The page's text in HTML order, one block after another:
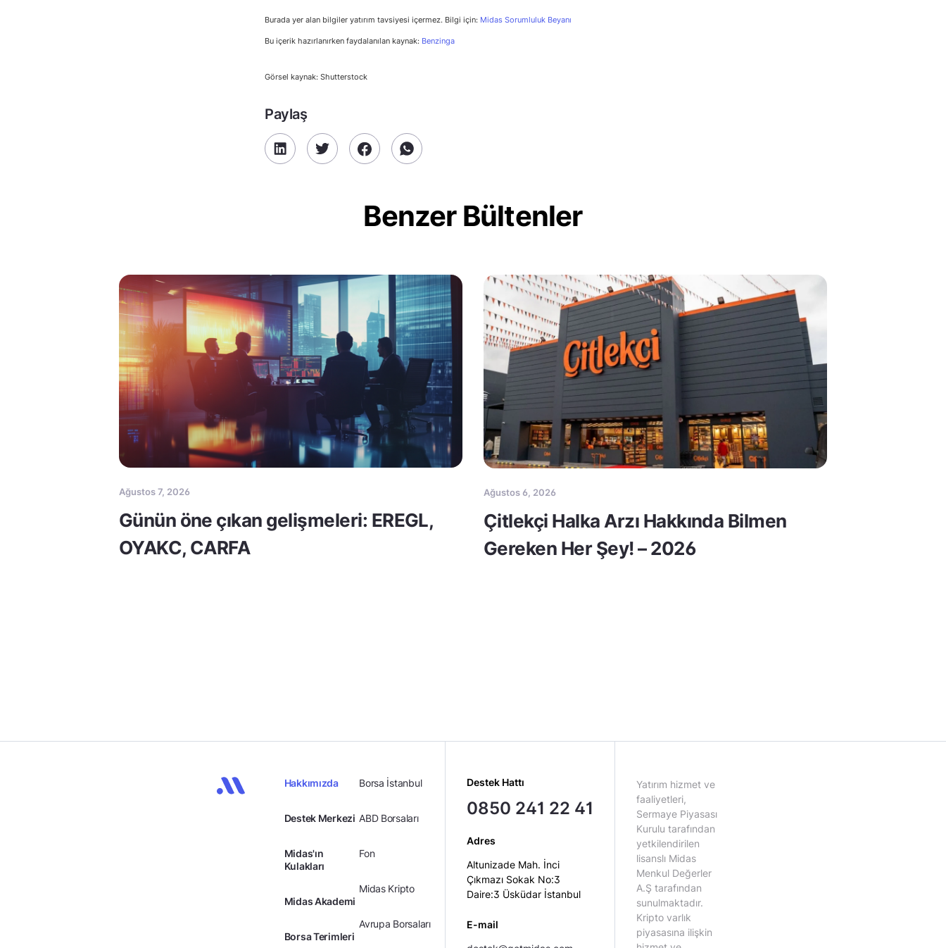
Burada yer alan bilgiler yatırım tavsiyesi içermez. Bilgi için: Midas Sorumluluk Beyanı
Bu içerik hazırlanırken faydalanılan kaynak: Benzinga
Görsel kaynak: Shutterstock
Paylaş
Benzer Bültenler
Ağustos 7, 2026
Günün öne çıkan gelişmeleri: EREGL,
OYAKC, CARFA
Ağustos 6, 2026
Çitlekçi Halka Arzı Hakkında Bilmen
Gereken Her Şey! – 2026
Hakkımızda
Destek Merkezi
Midas'ın
Kulakları
Midas Akademi
Borsa Terimleri
Borsa İstanbul
ABD Borsaları
Fon
Midas Kripto
Avrupa Borsaları
Destek Hattı
0850 241 22 41
Adres
Altunizade Mah. İnci
Çıkmazı Sokak No:3
Daire:3 Üsküdar İstanbul
E-mail
Yatırım hizmet ve
faaliyetleri,
Sermaye Piyasası
Kurulu tarafından
yetkilendirilen
lisanslı Midas
Menkul Değerler
A.Ş tarafından
sunulmaktadır.
Kripto varlık
piyasasına ilişkin